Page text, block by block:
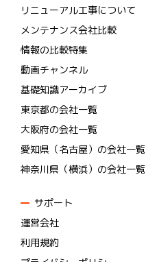
リニューアル工事について
メンテナンス会社比較
情報の比較特集
動画チャンネル
基礎知識アーカイブ
東京都の会社一覧
大阪府の会社一覧
愛知県（名古屋）の会社一覧
神奈川県（横浜）の会社一覧
サポート
運営会社
利用規約